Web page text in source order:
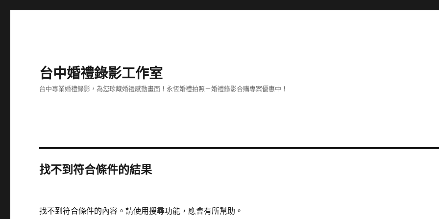
台中婚禮錄影工作室
台中專業婚禮錄影，為您珍藏婚禮感動畫面！永恆婚禮拍照＋婚禮錄影合購專案優惠中！
找不到符合條件的結果
找不到符合條件的內容。請使用搜尋功能，應會有所幫助。